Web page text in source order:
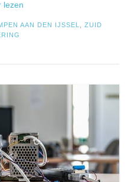
lezen
AAN DEN IJSSEL
ZUID